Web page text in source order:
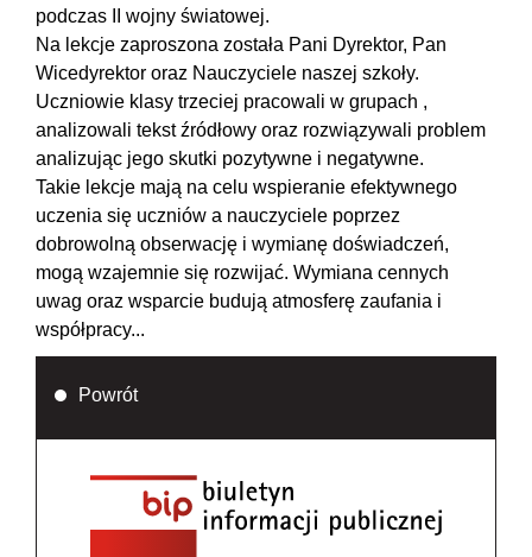
podczas II wojny światowej.
Na lekcje zaproszona została Pani Dyrektor, Pan
Wicedyrektor oraz Nauczyciele naszej szkoły.
Uczniowie klasy trzeciej pracowali w grupach ,
analizowali tekst źródłowy oraz rozwiązywali problem
analizując jego skutki pozytywne i negatywne.
Takie lekcje mają na celu wspieranie efektywnego
uczenia się uczniów a nauczyciele poprzez
dobrowolną obserwację i wymianę doświadczeń,
mogą wzajemnie się rozwijać. Wymiana cennych
uwag oraz wsparcie budują atmosferę zaufania i
współpracy...
Powrót